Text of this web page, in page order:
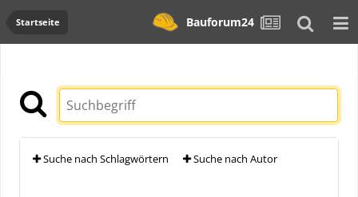
Startseite Bauforum24
Suche nach Schlagwörtern Suche nach Autor